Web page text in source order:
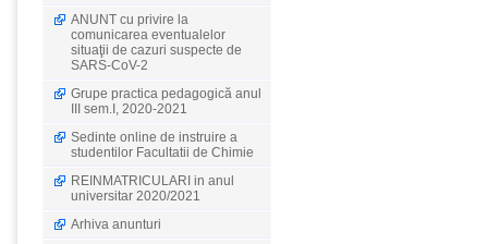
ANUNT cu privire la
comunicarea eventualelor
situaţii de cazuri suspecte de
SARS-CoV-2
Grupe practica pedagogică anul
III sem.I, 2020-2021
Sedinte online de instruire a
studentilor Facultatii de Chimie
REINMATRICULARI in anul
universitar 2020/2021
Arhiva anunturi